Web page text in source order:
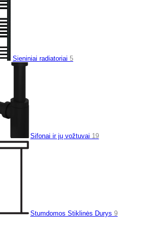
Sieniniai radiatoriai 5
Sifonai ir jų vožtuvai 19
Stumdomos Stiklinės Durys 9